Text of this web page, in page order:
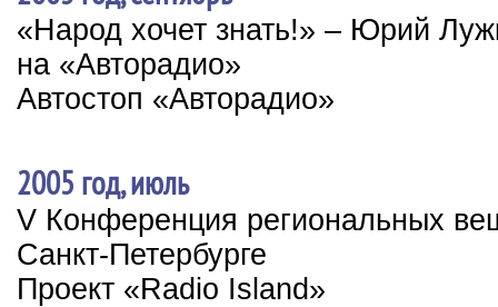
«Народ хочет знать!» – Юрий
на «Авторадио»
Автостоп «Авторадио»
2005 год, июль
V Конференция региональных
Санкт-Петербурге
Проект «Radio Island»